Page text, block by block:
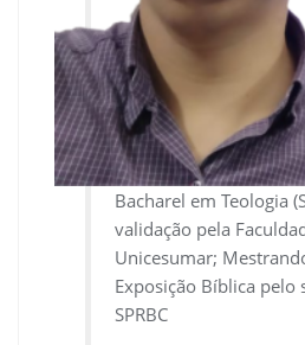
Bacharel em Teologia
validação pela
Unicesumar;
Exposição Bíblica pelo
SPRBC